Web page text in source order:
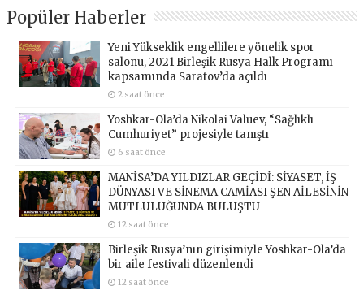
Popüler Haberler
Yeni Yükseklik engellilere yönelik spor
salonu, 2021 Birleşik Rusya Halk Programı
kapsamında Saratov’da açıldı
2 saat önce
Yoshkar-Ola’da Nikolai Valuev, “Sağlıklı
Cumhuriyet” projesiyle tanıştı
6 saat önce
MANİSA’DA YILDIZLAR GEÇİDİ: SİYASET, İŞ
DÜNYASI VE SİNEMA CAMİASI ŞEN AİLESİNİN
MUTLULUĞUNDA BULUŞTU
12 saat önce
Birleşik Rusya’nın girişimiyle Yoshkar-Ola’da
bir aile festivali düzenlendi
12 saat önce